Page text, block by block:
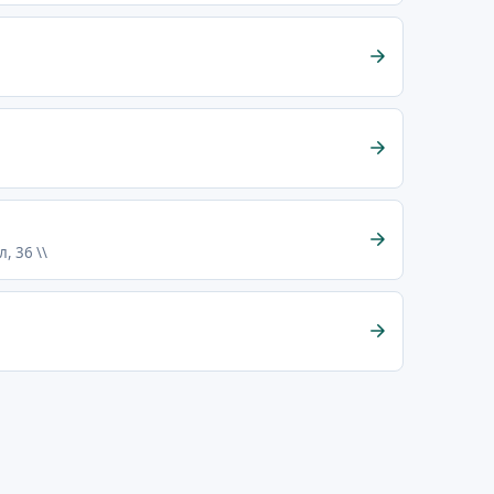
36 \\